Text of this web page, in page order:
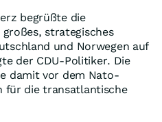
begrüßte die
großes, strategisches
und Norwegen auf
der CDU-Politiker. Die
damit vor dem Nato-
für die transatlantische